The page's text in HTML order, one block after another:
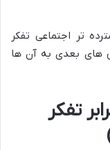
تر اجتماعی تفکر
های بعدی به آن ها
تفکر